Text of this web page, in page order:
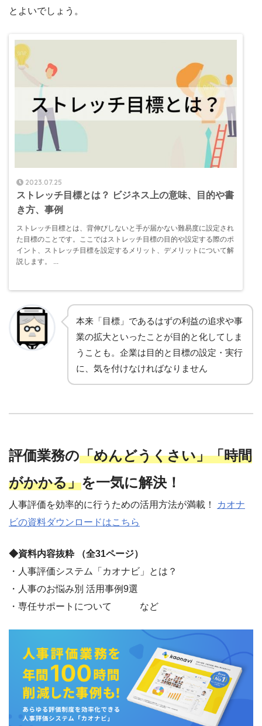
とよいでしょう。
2023.07.25
ストレッチ目標とは？ ビジネス上の意味、目的や書
き方、事例
ストレッチ目標とは、背伸びしないと手が届かない難易度に設定され
た目標のことです。ここではストレッチ目標の目的や設定する際のポ
イント、ストレッチ目標を設定するメリット、デメリットについて解
説します。 ...
本来「目標」であるはずの利益の追求や事
業の拡大といったことが目的と化してしま
うことも。企業は目的と目標の設定・実行
に、気を付けなければなりません
評価業務の「めんどうくさい」「時間
がかかる」を一気に解決！
人事評価を効率的に行うための活用方法が満載！
カオナ
ビの資料ダウンロードはこちら
◆資料内容抜粋 （全31ページ）
・人事評価システム「カオナビ」とは？
・人事のお悩み別 活用事例9選
・専任サポートについて など